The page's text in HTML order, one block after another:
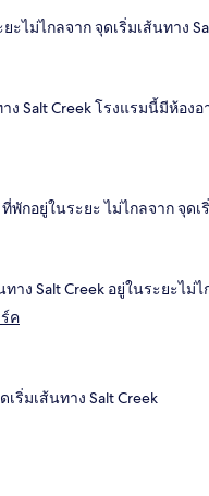
ไม่ไกลจาก จุดเริ่มเส้นทาง
Salt Creek โรงแรมนี้มีห้องอ
กอยู่ในระยะ ไม่ไกลจาก จุดเ
ทาง Salt Creek อยู่ในระยะไม่
ค
ริ่มเส้นทาง Salt Creek